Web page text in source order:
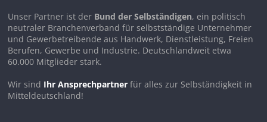
Unser Partner ist der Bund der Selbständigen, ein politisch
neutraler Branchenverband für selbstständige Unternehmer
und Gewerbetreibende aus Handwerk, Dienstleistung, Freien
Berufen, Gewerbe und Industrie. Deutschlandweit etwa
60.000 Mitglieder stark.
Wir sind Ihr Ansprechpartner für alles zur Selbständigkeit in
Mitteldeutschland!